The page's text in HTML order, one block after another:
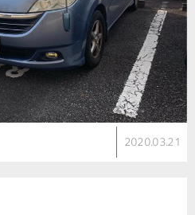
2020.03.21